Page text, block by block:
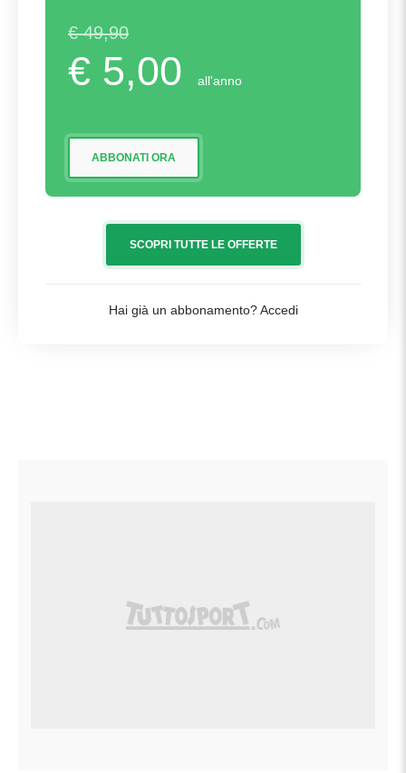
€ 49,90
€ 5,00 all'anno
ABBONATI ORA
SCOPRI TUTTE LE OFFERTE
Hai già un abbonamento?Accedi